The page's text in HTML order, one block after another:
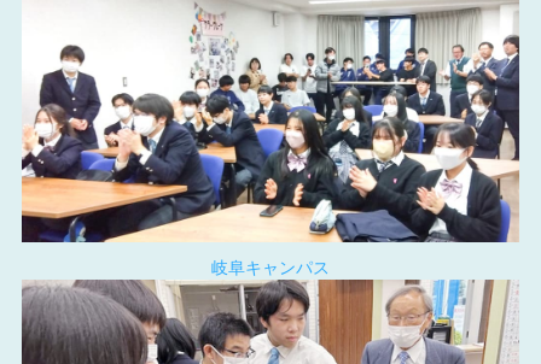
岐阜キャンパス